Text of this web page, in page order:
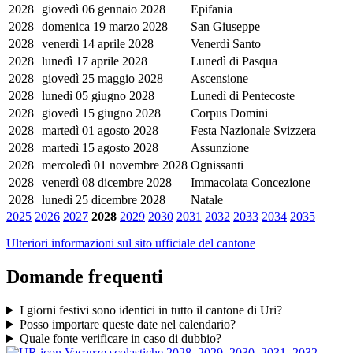
2028 giovedì 06 gennaio 2028
Epifania
2028 domenica 19 marzo 2028
San Giuseppe
2028 venerdì 14 aprile 2028
Venerdì Santo
2028 lunedì 17 aprile 2028
Lunedì di Pasqua
2028
giovedì 25 maggio 2028
Ascensione
2028 lunedì 05 giugno 2028
Lunedì di Pentecoste
2028
giovedì 15 giugno 2028
Corpus Domini
2028 martedì 01 agosto 2028
Festa Nazionale Svizzera
2028 martedì 15 agosto 2028
Assunzione
2028 mercoledì 01 novembre 2028 Ognissanti
2028 venerdì 08 dicembre 2028
Immacolata Concezione
2028 lunedì 25 dicembre 2028
Natale
2025 2026 2027 2028 2029 2030 2031 2032 2033 2034 2035
Ulteriori informazioni sul sito ufficiale del cantone
Domande frequenti
I giorni festivi sono identici in tutto il cantone di Uri?
Posso importare queste date nel calendario?
Quale fonte verificare in caso di dubbio?